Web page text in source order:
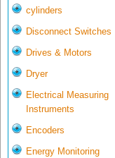
cylinders
Disconnect Switches
Drives & Motors
Dryer
Electrical Measuring
Instruments
Encoders
Energy Monitoring